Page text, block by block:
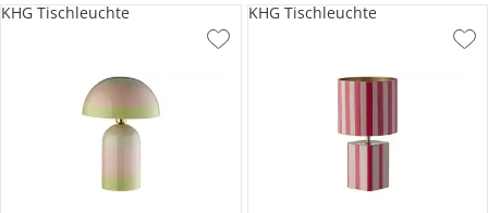
KHG Tischleuchte KHG Tischleuchte